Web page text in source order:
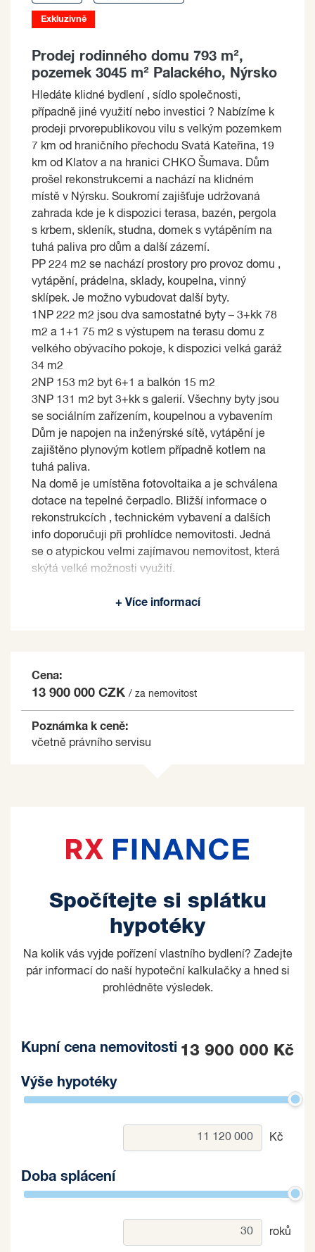
Exkluzivně
Prodej rodinného domu 793 m²,
pozemek 3045 m² Palackého, Nýrsko
Hledáte klidné bydlení , sídlo společnosti,
případně jiné využití nebo investici ? Nabízíme k
prodeji prvorepublikovou vilu s velkým pozemkem
7 km od hraničního přechodu Svatá Kateřina, 19
km od Klatov a na hranici CHKO Šumava. Dům
prošel rekonstrukcemi a nachází na klidném
místě v Nýrsku. Soukromí zajišťuje udržovaná
zahrada kde je k dispozici terasa, bazén, pergola
s krbem, skleník, studna, domek s vytápěním na
tuhá paliva pro dům a další zázemí.
PP 224 m2 se nachází prostory pro provoz domu ,
vytápění, prádelna, sklady, koupelna, vinný
sklípek. Je možno vybudovat další byty.
1NP 222 m2 jsou dva samostatné byty – 3+kk 78
m2 a 1+1 75 m2 s výstupem na terasu domu z
velkého obývacího pokoje, k dispozici velká garáž
34 m2
2NP 153 m2 byt 6+1 a balkón 15 m2
3NP 131 m2 byt 3+kk s galerií. Všechny byty jsou
se sociálním zařízením, koupelnou a vybavením
Dům je napojen na inženýrské sítě, vytápění je
zajištěno plynovým kotlem případně kotlem na
tuhá paliva.
Na domě je umístěna fotovoltaika a je schválena
dotace na tepelné čerpadlo. Bližší informace o
rekonstrukcích , technickém vybavení a dalších
info doporučuji při prohlídce nemovitosti. Jedná
se o atypickou velmi zajímavou nemovitost, která
skýtá velké možnosti využití.
na základě jím zvolených kritérií.
+ Více informací
Cena:
13 900 000 CZK / za nemovitost
Poznámka k ceně:
včetně právního servisu
Spočítejte si splátku
hypotéky
Na kolik vás vyjde pořízení vlastního bydlení? Zadejte
pár informací do naší hypoteční kalkulačky a hned si
prohlédněte výsledek.
Kupní cena nemovitosti 13 900 000 Kč
Výše hypotéky
Kč
Doba splácení
roků